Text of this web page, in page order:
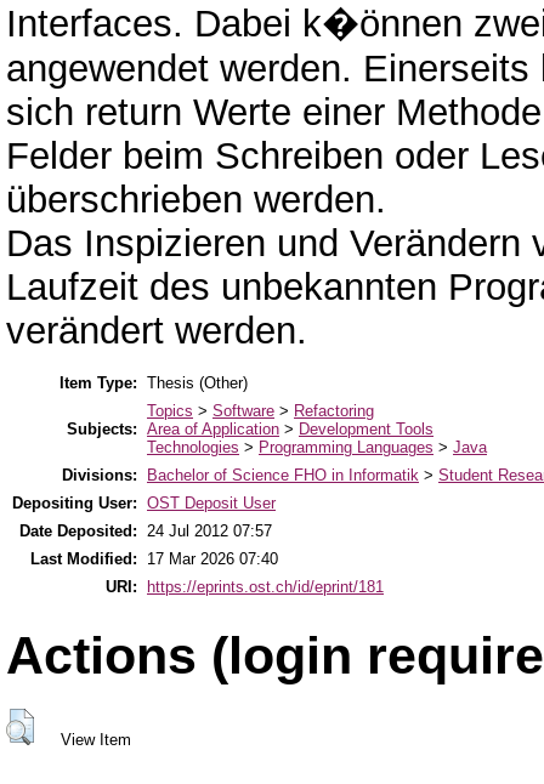
Interfaces. Dabei k�önnen
angewendet werden. Einerseits
sich return Werte einer
Felder beim Schreiben oder
überschrieben werden.
Das Inspizieren und Verändern
Laufzeit des unbekannten
verändert werden.
Item Type: Thesis (Other)
Subjects:
Topics > Software > Refactoring
Area of Application > Development Tools
Technologies > Programming Languages > Java
Divisions:
Bachelor of Science FHO in Informatik > Student
Depositing User: OST Deposit User
Date Deposited: 24 Jul 2012 07:57
Last Modified:
17 Mar 2026 07:40
URI:
https://eprints.ost.ch/id/eprint/181
Actions (login
View Item